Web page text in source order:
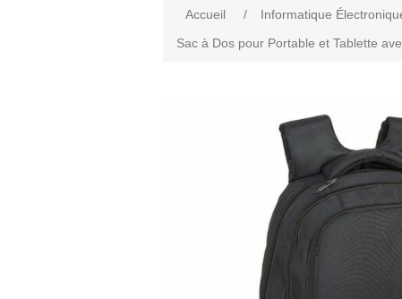
Accueil / Informatique
Sac à Dos pour Portable et Tablette